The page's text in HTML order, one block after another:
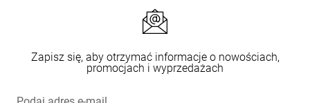
Zapisz się, aby otrzymać informacje o nowościach,
promocjach i wyprzedażach